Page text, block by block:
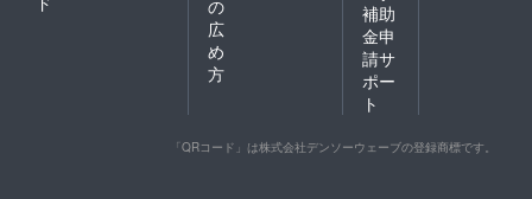
の
広
め
方
補助
金申
請サ
ポー
ト
「QRコード」は株式会社デンソーウェーブの登録商標です。